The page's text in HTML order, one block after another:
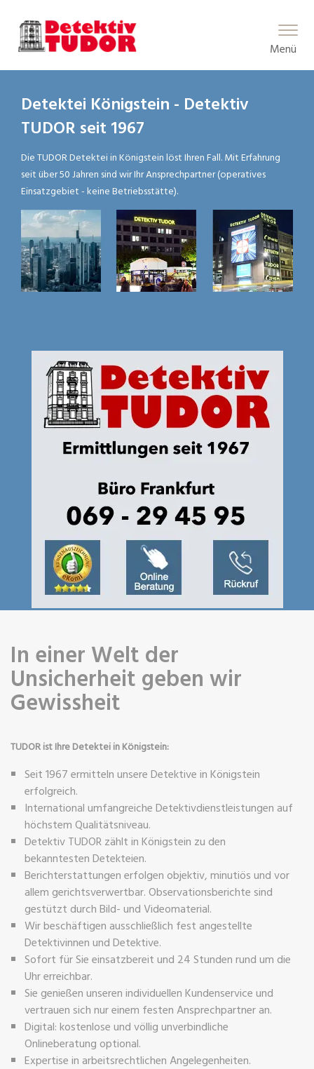
Main Menu
Menü
Detektei Königstein - Detektiv
TUDOR seit 1967
Die TUDOR Detektei in Königstein löst Ihren Fall. Mit Erfahrung
seit über 50 Jahren sind wir Ihr Ansprechpartner (operatives
Einsatzgebiet - keine Betriebsstätte).
In einer Welt der
Unsicherheit geben wir
Gewissheit
TUDOR ist Ihre Detektei in Königstein:
Seit 1967 ermitteln unsere Detektive in Königstein
erfolgreich.
International umfangreiche Detektivdienstleistungen auf
höchstem Qualitätsniveau.
Detektiv TUDOR zählt in Königstein zu den
bekanntesten Detekteien.
Berichterstattungen erfolgen objektiv, minutiös und vor
allem gerichtsverwertbar. Observationsberichte sind
gestützt durch Bild- und Videomaterial.
Wir beschäftigen ausschließlich fest angestellte
Detektivinnen und Detektive.
Sofort für Sie einsatzbereit und 24 Stunden rund um die
Uhr erreichbar.
Sie genießen unseren individuellen Kundenservice und
vertrauen sich nur einem festen Ansprechpartner an.
Digital: kostenlose und völlig unverbindliche
Onlineberatung optional.
Expertise in arbeitsrechtlichen Angelegenheiten.